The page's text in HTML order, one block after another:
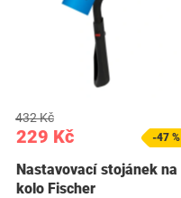
229 Kč
432 Kč
-47 %
Nastavovací stojánek na
kolo Fischer